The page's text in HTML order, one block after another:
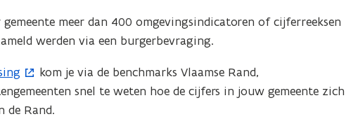
meer dan 400 omgevingsindicatoren of cijferreeksen
werden via een burgerbevraging.
kom je via de benchmarks Vlaamse Rand,
snel te weten hoe de cijfers in jouw gemeente zich
de Rand.